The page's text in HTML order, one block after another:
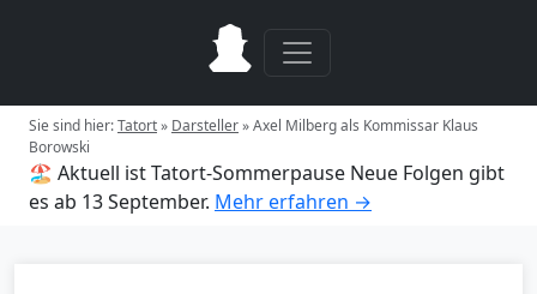
Sie sind hier:Tatort» Darsteller»Axel Milberg als Kommissar Klaus
Borowski
🏖️ Aktuell ist Tatort-Sommerpause Neue Folgen gibt
es ab 13 September. Mehr erfahren →